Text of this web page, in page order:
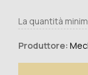
La quantità
Produttore: